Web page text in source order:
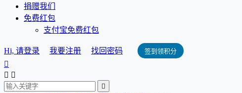
捐赠我们
免费红包
支付宝免费红包
Hi, 请登录 我要注册 找回密码 签到领积分

 
